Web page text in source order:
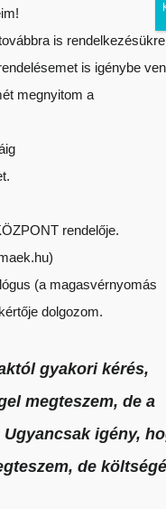
ÜGYELETEK
is
is igénybe
megnyitom a
rendelője.
(a magasvérnyomás
dolgozom.
gyakori kérés,
megteszem, de a
igény,
de